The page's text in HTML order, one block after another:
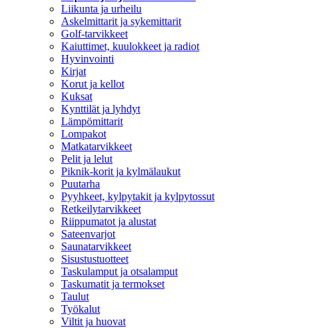
Liikunta ja urheilu
Askelmittarit ja sykemittarit
Golf-tarvikkeet
Kaiuttimet, kuulokkeet ja radiot
Hyvinvointi
Kirjat
Korut ja kellot
Kuksat
Kynttilät ja lyhdyt
Lämpömittarit
Lompakot
Matkatarvikkeet
Pelit ja lelut
Piknik-korit ja kylmälaukut
Puutarha
Pyyhkeet, kylpytakit ja kylpytossut
Retkeilytarvikkeet
Riippumatot ja alustat
Sateenvarjot
Saunatarvikkeet
Sisustustuotteet
Taskulamput ja otsalamput
Taskumatit ja termokset
Taulut
Työkalut
Viltit ja huovat